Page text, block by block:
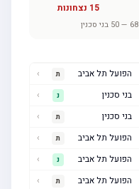
15נצחונות
—
50 בני סכנין
הפועל תל אביב
בני סכנין
בני סכנין
הפועל תל אביב
הפועל תל אביב
הפועל תל אביב